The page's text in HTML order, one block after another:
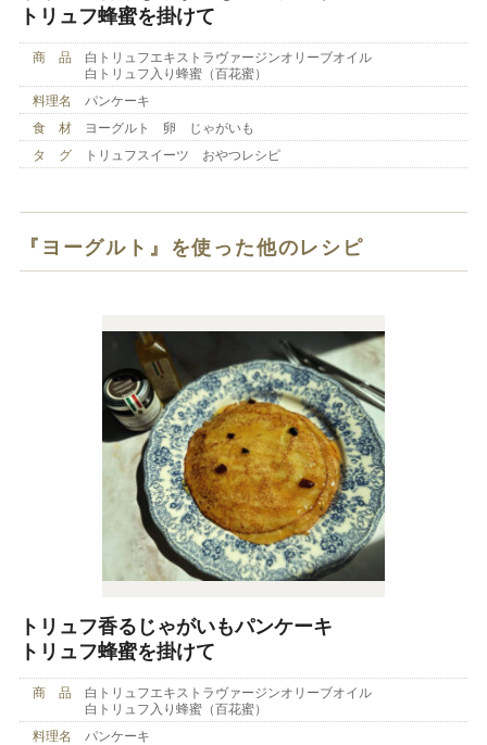
トリュフ蜂蜜を掛けて
商 品
白トリュフエキストラヴァージンオリーブオイル
白トリュフ入り蜂蜜（百花蜜）
料理名
パンケーキ
食 材
ヨーグルト 卵 じゃがいも
タ グ
トリュフスイーツ おやつレシピ
『ヨーグルト』を使った他のレシピ
トリュフ香るじゃがいもパンケーキ
トリュフ蜂蜜を掛けて
商 品
白トリュフエキストラヴァージンオリーブオイル
白トリュフ入り蜂蜜（百花蜜）
料理名
パンケーキ